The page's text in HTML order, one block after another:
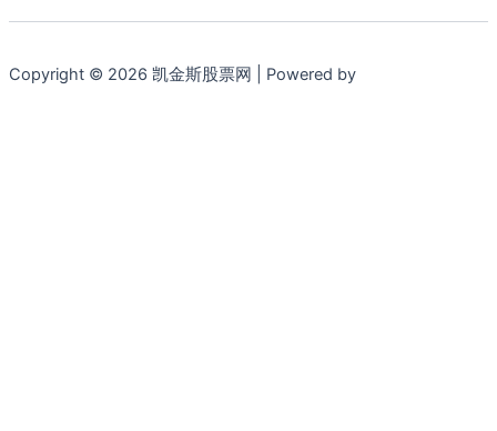
Copyright © 2026 凯金斯股票网 | Powered by